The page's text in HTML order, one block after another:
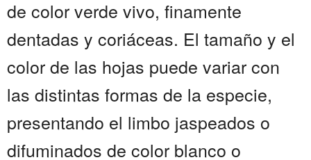
de color verde vivo, finamente
dentadas y coriáceas. El tamaño y el
color de las hojas puede variar con
las distintas formas de la especie,
presentando el limbo jaspeados o
difuminados de color blanco o